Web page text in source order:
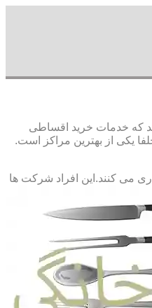
که خدمات خرید اقساطی
یکی از بهترین مراکز است.
می کنند.این افراد شرکت ها